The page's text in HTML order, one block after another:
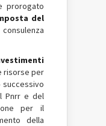
prorogato
del
risorse per
Pnrr e del
per il
della